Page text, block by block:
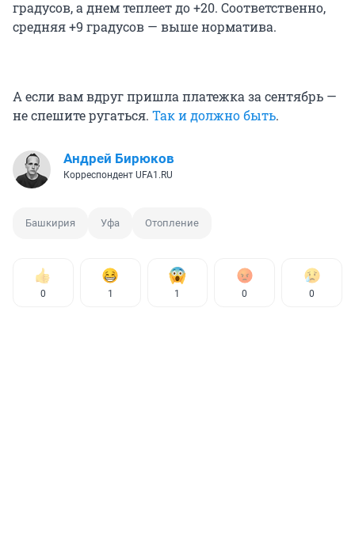
градусов, а днем теплеет до +20. Соответственно,
средняя +9 градусов — выше норматива.
А если вам вдруг пришла платежка за сентябрь —
не спешите ругаться. Так и должно быть.
Андрей Бирюков
Корреспондент UFA1.RU
Башкирия Уфа Отопление
0 1 1 0 0